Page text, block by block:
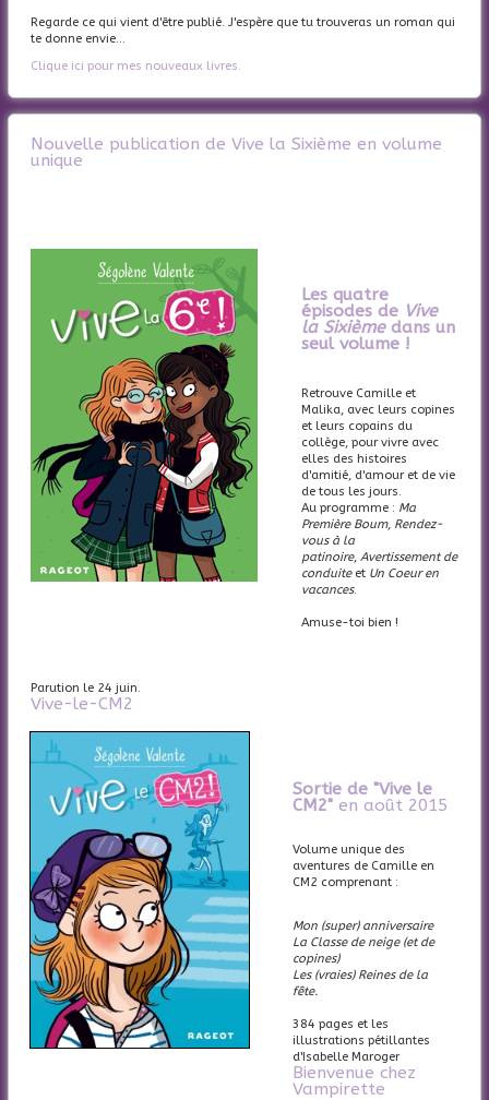
Regarde ce qui vient d'être publié. J'espère que tu trouveras un roman qui
te donne envie...
Clique ici pour mes nouveaux livres.
Nouvelle publication de Vive la Sixième en volume
unique
Les quatre
épisodes de Vive
la Sixièmedans un
seul volume !
Retrouve Camille et
Malika, avec leurs copines
et leurs copains du
collège, pour vivre avec
elles des histoires
d'amitié, d'amour et de vie
de tous les jours.
Au programme : Ma
Première Boum, Rendez-
vous à la
patinoire, Avertissement de
conduiteet Un Coeur en
vacances.
Amuse-toi bien !
Parution le 24 juin.
Vive-le-CM2
Sortie de "Vive le
CM2" en août 2015
Volume unique des
aventures de Camille en
CM2 comprenant :
Mon (super) anniversaire
La Classe de neige (et de
copines)
Les (vraies) Reines de la
fête.
384 pages et les
illustrations pétillantes
d'Isabelle Maroger
Bienvenue chez
Vampirette